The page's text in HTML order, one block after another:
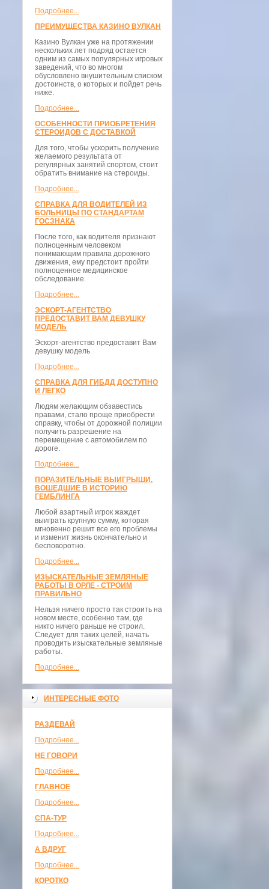
Подробнее...
ПРЕИМУЩЕСТВА КАЗИНО ВУЛКАН
Казино Вулкан уже на протяжении
нескольких лет подряд остается
одним из самых популярных игровых
заведений, что во многом
обусловлено внушительным списком
достоинств, о которых и пойдет речь
ниже.
Подробнее...
ОСОБЕННОСТИ ПРИОБРЕТЕНИЯ
СТЕРОИДОВ С ДОСТАВКОЙ
Для того, чтобы ускорить получение
желаемого результата от
регулярных занятий спортом, стоит
обратить внимание на стероиды.
Подробнее...
СПРАВКА ДЛЯ ВОДИТЕЛЕЙ ИЗ
БОЛЬНИЦЫ ПО СТАНДАРТАМ
ГОСЗНАКА
После того, как водителя признают
полноценным человеком
понимающим правила дорожного
движения, ему предстоит пройти
полноценное медицинское
обследование.
Подробнее...
ЭСКОРТ-АГЕНТСТВО
ПРЕДОСТАВИТ ВАМ ДЕВУШКУ
МОДЕЛЬ
Эскорт-агентство предоставит Вам
девушку модель
Подробнее...
СПРАВКА ДЛЯ ГИБДД ДОСТУПНО
И ЛЕГКО
Людям желающим обзавестись
правами, стало проще приобрести
справку, чтобы от дорожной полиции
получить разрешение на
перемещение с автомобилем по
дороге.
Подробнее...
ПОРАЗИТЕЛЬНЫЕ ВЫИГРЫШИ,
ВОШЕДШИЕ В ИСТОРИЮ
ГЕМБЛИНГА
Любой азартный игрок жаждет
выиграть крупную сумму, которая
мгновенно решит все его проблемы
и изменит жизнь окончательно и
бесповоротно.
Подробнее...
ИЗЫСКАТЕЛЬНЫЕ ЗЕМЛЯНЫЕ
РАБОТЫ В ОРЛЕ - СТРОИМ
ПРАВИЛЬНО
Нельзя ничего просто так строить на
новом месте, особенно там, где
никто ничего раньше не строил.
Следует для таких целей, начать
проводить изыскательные земляные
работы.
Подробнее...
ИНТЕРЕСНЫЕ ФОТО
РАЗДЕВАЙ
Подробнее...
НЕ ГОВОРИ
Подробнее...
ГЛАВНОЕ
Подробнее...
СПА-ТУР
Подробнее...
А ВДРУГ
Подробнее...
КОРОТКО